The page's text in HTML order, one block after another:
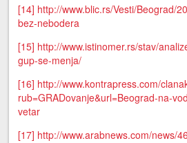
[14] http://www.blic.rs/Vesti/Beograd/
bez-nebodera
[15] http://www.istinomer.rs/stav/
gup-se-menja/
[16] http://www.kontrapress.com/
rub=GRADovanje&url=Beograd-na-
vetar
[17] http://www.arabnews.com/news/